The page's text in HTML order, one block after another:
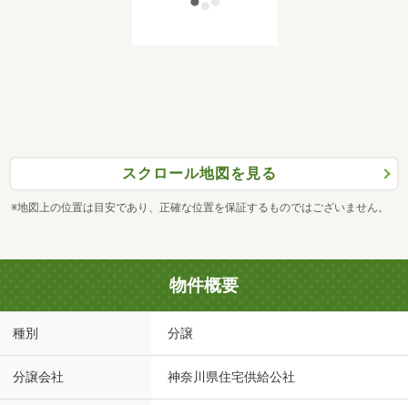
スクロール地図を見る
※地図上の位置は目安であり、正確な位置を保証するものではございません。
物件概要
種別 分譲
分譲会社 神奈川県住宅供給公社